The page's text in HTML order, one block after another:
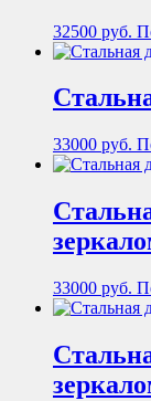
32500 руб.
33000 руб.
33000 руб.